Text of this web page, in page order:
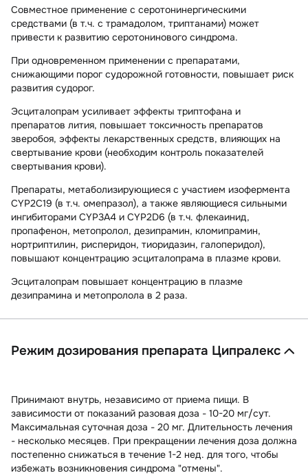
Совместное применение с серотонинергическими
средствами (в т.ч. с трамадолом, триптанами) может
привести к развитию серотонинового синдрома.
При одновременном применении с препаратами,
снижающими порог судорожной готовности, повышает риск
развития судорог.
Эсциталопрам усиливает эффекты триптофана и
препаратов лития, повышает токсичность препаратов
зверобоя, эффекты лекарственных средств, влияющих на
свертывание крови (необходим контроль показателей
свертывания крови).
Препараты, метаболизирующиеся с участием изофермента
CYP2C19 (в т.ч. омепразол), а также являющиеся сильными
ингибиторами CYP3A4 и CYP2D6 (в т.ч. флекаинид,
пропафенон, метопролол, дезипрамин, кломипрамин,
нортриптилин, рисперидон, тиоридазин, галоперидол),
повышают концентрацию эсциталопрама в плазме крови.
Эсциталопрам повышает концентрацию в плазме
дезипрамина и метопролола в 2 раза.
Режим дозирования препарата Ципралекс
Принимают внутрь, независимо от приема пищи. В
зависимости от показаний разовая доза - 10-20 мг/сут.
Максимальная суточная доза - 20 мг. Длительность лечения
- несколько месяцев. При прекращении лечения доза должна
постепенно снижаться в течение 1-2 нед. для того, чтобы
избежать возникновения синдрома "отмены".